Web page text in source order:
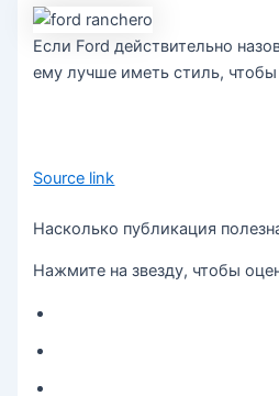
Если Ford действительно
ему лучше иметь стиль, чтобы
Source link
Насколько публикация
Нажмите на звезду, чтобы